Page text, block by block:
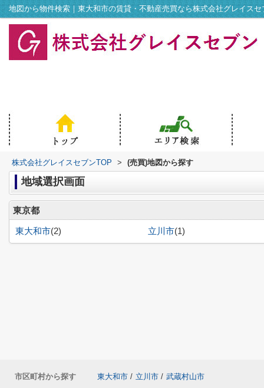
地図から物件検索｜東大和市の賃貸・不動産売買なら株式会社グレイスセ
株式会社グレイスセブンTOP > (売買)地図から探す
地域選択画面
東京都
東大和市(2) 立川市(1)
市区町村から探す 東大和市 / 立川市 / 武蔵村山市